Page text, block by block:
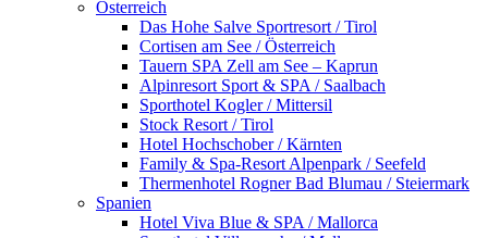
Österreich
Das Hohe Salve Sportresort / Tirol
Cortisen am See / Österreich
Tauern SPA Zell am See – Kaprun
Alpinresort Sport & SPA / Saalbach
Sporthotel Kogler / Mittersil
Stock Resort / Tirol
Hotel Hochschober / Kärnten
Family & Spa-Resort Alpenpark / Seefeld
Thermenhotel Rogner Bad Blumau / Steiermark
Spanien
Hotel Viva Blue & SPA / Mallorca